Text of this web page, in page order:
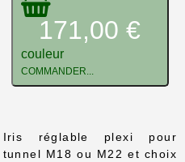
171,00 €
couleur
COMMANDER...
Iris réglable plexi pour
tunnel M18 ou M22 et choix